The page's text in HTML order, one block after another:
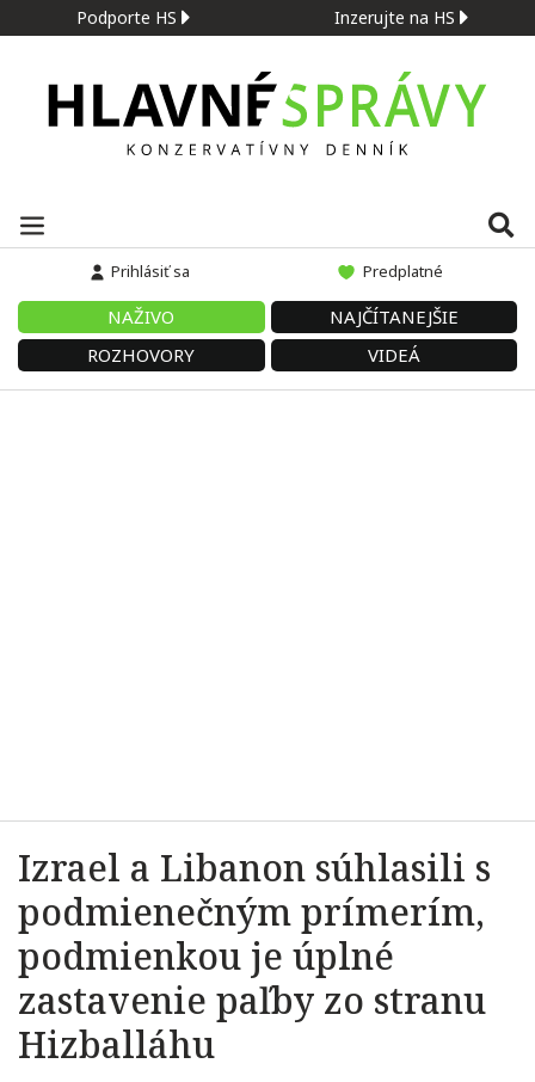
Podporte HS Inzerujte na HS
Prihlásiť sa Predplatné
NAŽIVO
NAJČÍTANEJŠIE
ROZHOVORY
VIDEÁ
Izrael a Libanon súhlasili s
podmienečným prímerím,
podmienkou je úplné
zastavenie paľby zo stranu
Hizballáhu